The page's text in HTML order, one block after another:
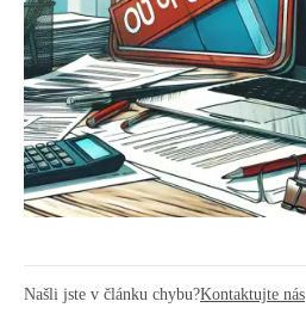
Našli jste v článku chybu?Kontaktujte nás